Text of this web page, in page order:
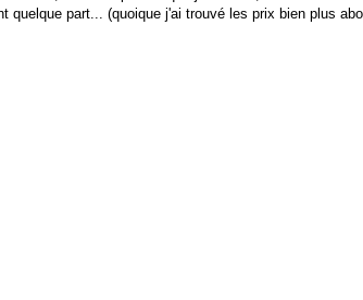
quelque part... (quoique j'ai trouvé les prix bien plus